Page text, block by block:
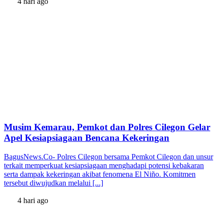
Musim Kemarau, Pemkot dan Polres Cilegon Gelar
Apel Kesiapsiagaan Bencana Kekeringan
BagusNews.Co- Polres Cilegon bersama Pemkot Cilegon dan unsur
terkait memperkuat kesiapsiagaan menghadapi potensi kebakaran
serta dampak kekeringan akibat fenomena El Niño. Komitmen
tersebut diwujudkan melalui [...]
4 hari ago